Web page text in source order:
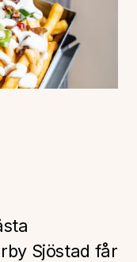
Sjöstad får